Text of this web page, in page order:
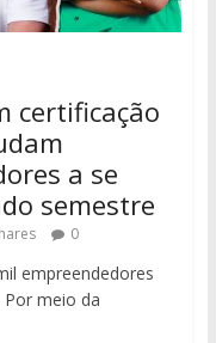
certificação
a se
semestre
0
empreendedores
meio da